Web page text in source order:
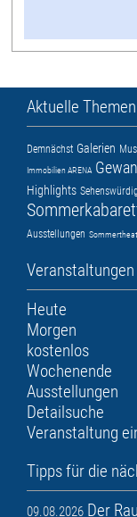
Aktuelle Themen
Demnächst Galerien
Immobilien ARENA
Highlights
Ausstellungen
Veranstaltungen
Heute
Morgen
kostenlos
Wochenende
Ausstellungen
Detailsuche
Veranstaltung
Tipps für die
09.08.2026 Der